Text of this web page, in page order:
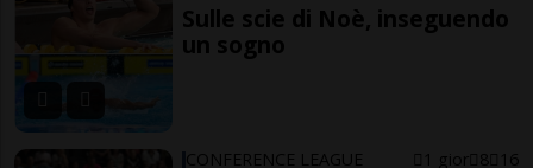
Sulle scie di Noè, inseguendo
un sogno
CONFERENCE LEAGUE 1 gior 8 16